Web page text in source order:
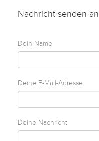
English
Nachricht senden an
Dein Name
Deine E-Mail-Adresse
Deine Nachricht